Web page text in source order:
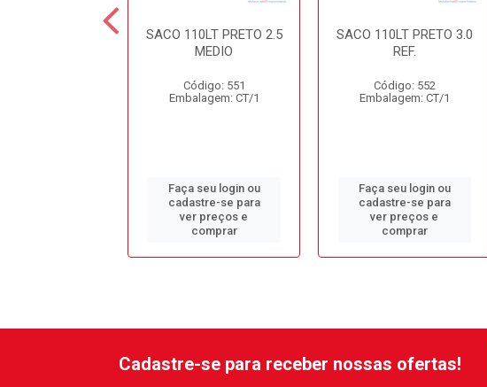
SACO 110LT PRETO 2.5
MEDIO
Código: 551
Embalagem: CT/1
Faça seu login ou
cadastre-se para
ver preços e
comprar
SACO 110LT PRETO 3.0
REF.
Código: 552
Embalagem: CT/1
Faça seu login ou
cadastre-se para
ver preços e
comprar
Cadastre-se para receber nossas ofertas!